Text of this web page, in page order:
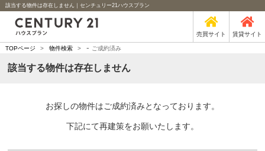
該当する物件は存在しません｜センチュリー21ハウスプラン
売買サイト 賃貸サイト
TOPページ > 物件検索 > - ご成約済み
該当する物件は存在しません
お探しの物件はご成約済みとなっております。
下記にて再建策をお願いたします。